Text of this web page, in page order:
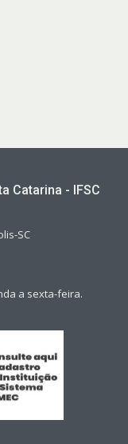
Catarina - IFSC
SC
a sexta-feira.